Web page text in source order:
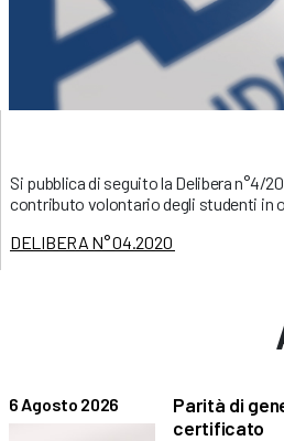
Si pubblica di seguito la Delibera n°4/
contributo volontario degli studenti in
DELIBERA N° 04.2020
6 Agosto 2026
Parità di
certificato